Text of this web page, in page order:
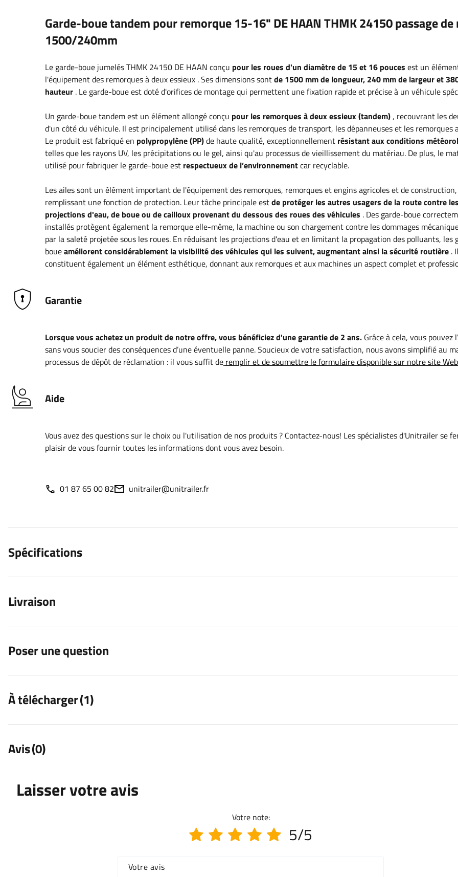
Garde-boue tandem pour remorque 15-16" DE HAAN THMK 24150 passage de
1500/240mm
Le garde-boue jumelésTHMK 24150 DE HAAN conçu pour les roues d'un diamètre de 15 et 16 pouces est un
l'équipement des remorques à deux essieux .Ses dimensions sontde 1500 mm de longueur, 240 mm de largeur et
hauteur . Le garde-boue est doté d'orifices de montage qui permettent une fixation rapide et précise à un véhicule
Un garde-boue tandem est un élément allongé conçu pour les remorques à deux essieux (tandem), recouvrant les
d'un côté du véhicule. Il est principalement utilisé dans les remorques de transport, les dépanneuses et les remorques
Le produit est fabriqué en polypropylène (PP)de haute qualité, exceptionnellement résistant aux conditions
telles que les rayons UV, les précipitations ou le gel, ainsi qu'au processus de vieillissement du matériau. De plus, le
utilisé pour fabriquer le garde-boue est respectueux de l’environnementcar recyclable.
Les ailes sont un élément important de l'équipement des remorques, remorques et engins agricoles et de construction,
remplissant une fonction de protection. Leur tâche principale estde protéger les autres usagers de la route contre
projections d'eau, de boue ou de cailloux provenant du dessous des roues des véhicules . Des garde-boue
installés protègent également la remorque elle-même, la machine ou son chargement contre les dommages
par la saleté projetée sous les roues. En réduisant les projections d'eau et en limitant la propagation des polluants, les
boueaméliorent considérablement la visibilité des véhicules qui les suivent, augmentant ainsi la sécurité routière .
constituent également un élément esthétique, donnant aux remorques et aux machines un aspect complet et
Garantie
Lorsque vous achetez un produit de notre offre, vous bénéficiez d'une garantie de 2 ans. Grâce à cela, vous pouvez
sans vous soucier des conséquences d’une éventuelle panne. Soucieux de votre satisfaction, nous avons simplifié au
processus de dépôt de réclamation : il vous suffit de remplir et de soumettre le formulaire disponible sur notre site
Aide
Vous avez des questions sur le choix ou l'utilisation de nos produits ? Contactez-nous! Les spécialistes d'Unitrailer se
plaisir de vous fournir toutes les informations dont vous avez besoin.
01 87 65 00 82 unitrailer@unitrailer.fr
Spécifications
Livraison
Poser une question
À télécharger(1)
Avis(0)
Laisser votre avis
Votre note:
5/5
Votre avis